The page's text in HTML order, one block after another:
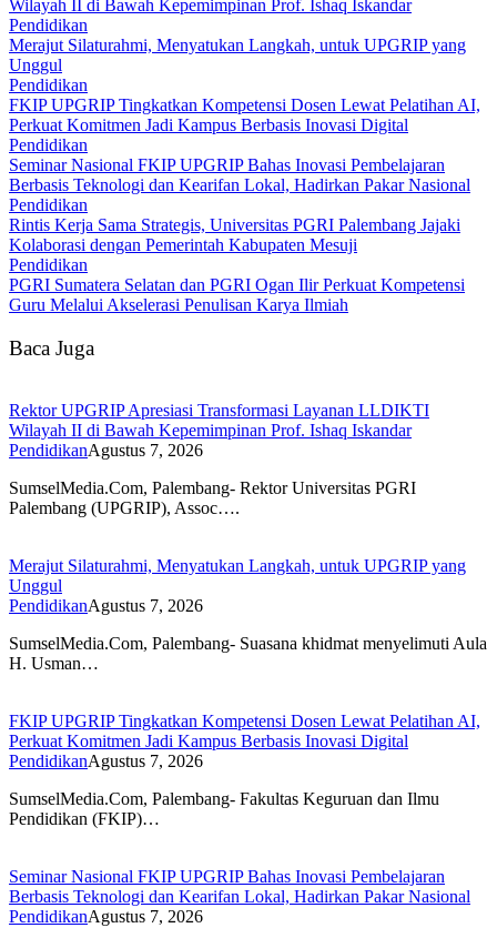
Wilayah II di Bawah Kepemimpinan Prof. Ishaq Iskandar
Pendidikan
Merajut Silaturahmi, Menyatukan Langkah, untuk UPGRIP yang
Unggul
Pendidikan
FKIP UPGRIP Tingkatkan Kompetensi Dosen Lewat Pelatihan AI,
Perkuat Komitmen Jadi Kampus Berbasis Inovasi Digital
Pendidikan
Seminar Nasional FKIP UPGRIP Bahas Inovasi Pembelajaran
Berbasis Teknologi dan Kearifan Lokal, Hadirkan Pakar Nasional
Pendidikan
Rintis Kerja Sama Strategis, Universitas PGRI Palembang Jajaki
Kolaborasi dengan Pemerintah Kabupaten Mesuji
Pendidikan
PGRI Sumatera Selatan dan PGRI Ogan Ilir Perkuat Kompetensi
Guru Melalui Akselerasi Penulisan Karya Ilmiah
Baca Juga
Rektor UPGRIP Apresiasi Transformasi Layanan LLDIKTI
Wilayah II di Bawah Kepemimpinan Prof. Ishaq Iskandar
PendidikanAgustus 7, 2026
SumselMedia.Com, Palembang- Rektor Universitas PGRI
Palembang (UPGRIP), Assoc….
Merajut Silaturahmi, Menyatukan Langkah, untuk UPGRIP yang
Unggul
PendidikanAgustus 7, 2026
SumselMedia.Com, Palembang- Suasana khidmat menyelimuti Aula
H. Usman…
FKIP UPGRIP Tingkatkan Kompetensi Dosen Lewat Pelatihan AI,
Perkuat Komitmen Jadi Kampus Berbasis Inovasi Digital
PendidikanAgustus 7, 2026
SumselMedia.Com, Palembang- Fakultas Keguruan dan Ilmu
Pendidikan (FKIP)…
Seminar Nasional FKIP UPGRIP Bahas Inovasi Pembelajaran
Berbasis Teknologi dan Kearifan Lokal, Hadirkan Pakar Nasional
PendidikanAgustus 7, 2026